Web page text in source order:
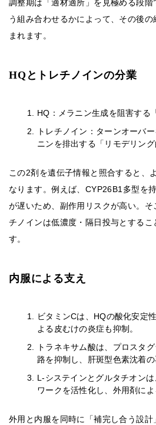
調整期は「適材適所」を見極める段
う組み合わせるかによって、その後
まれます。
HQとトレチノインの分業
HQ：メラニン生成を阻害する
トレチノイン：ターンオーバ
ニンを排出する「リモデリング
この2剤を遺伝子情報と照合すると、
なります。例えば、CYP26B1多型を
が遅いため、副作用リスクが高い。
チノインは低濃度・隔日投与とするこ
す。
内服による支え
ビタミンCは、HQの酸化安定
よる皮むけの炎症も抑制。
トラネキサム酸は、プロスタ
路を抑制し、肝斑型色素沈着の
L-システインとグルタチオン
ワークを活性化し、外用剤によ
外用と内服を同時に「補完し合う設